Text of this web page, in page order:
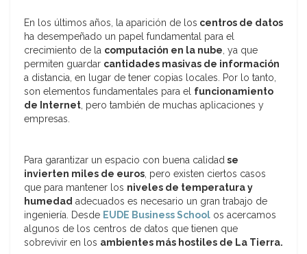
En los últimos años, la aparición de los centros de datos
ha desempeñado un papel fundamental para el
crecimiento de la computación en la nube, ya que
permiten guardar cantidades masivas de información
a distancia, en lugar de tener copias locales. Por lo tanto,
son elementos fundamentales para el funcionamiento
de Internet, pero también de muchas aplicaciones y
empresas.
Para garantizar un espacio con buena calidadse
invierten miles de euros, pero existen ciertos casos
que para mantener los niveles de temperatura y
humedad adecuados es necesario un gran trabajo de
ingeniería. Desde EUDE Business School os acercamos
algunos de los centros de datos que tienen que
sobrevivir en los ambientes más hostiles de La Tierra.